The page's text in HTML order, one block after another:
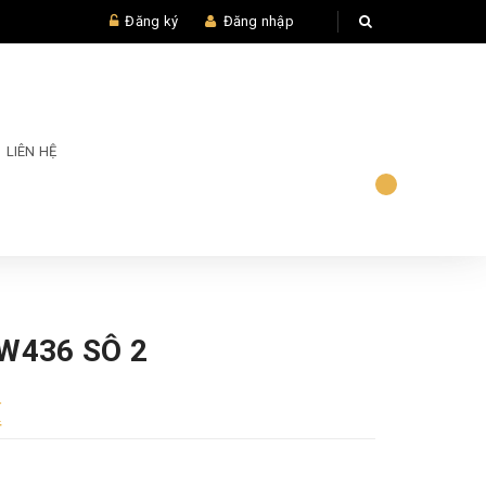
Đăng ký Đăng nhập
LIÊN HỆ
SÔ 2